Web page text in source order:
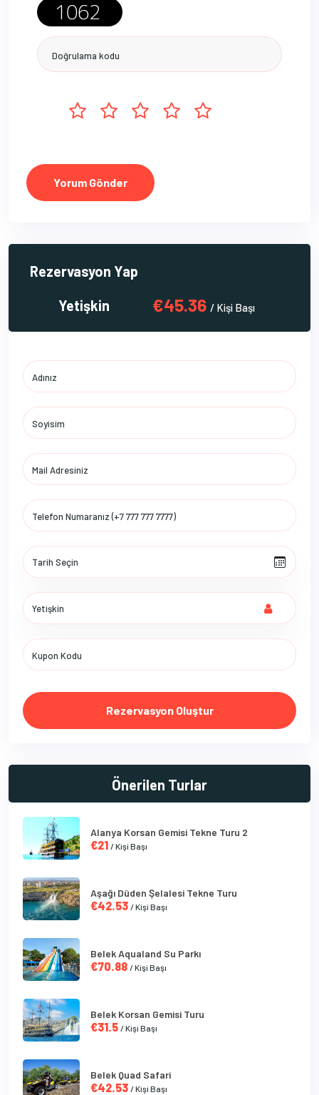
Yorum Gönder
Rezervasyon Yap
Yetişkin
€45.36 / Kişi Başı
Rezervasyon Oluştur
Önerilen Turlar
Alanya Korsan Gemisi Tekne Turu 2
€21 / Kişi Başı
Aşağı Düden Şelalesi Tekne Turu
€42.53 / Kişi Başı
Belek Aqualand Su Parkı
€70.88 / Kişi Başı
Belek Korsan Gemisi Turu
€31.5 / Kişi Başı
Belek Quad Safari
€42.53 / Kişi Başı